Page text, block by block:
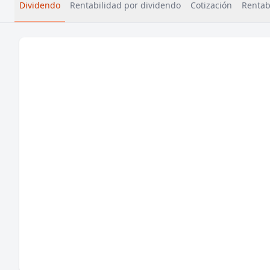
Dividendo Rentabilidad por dividendo Cotización